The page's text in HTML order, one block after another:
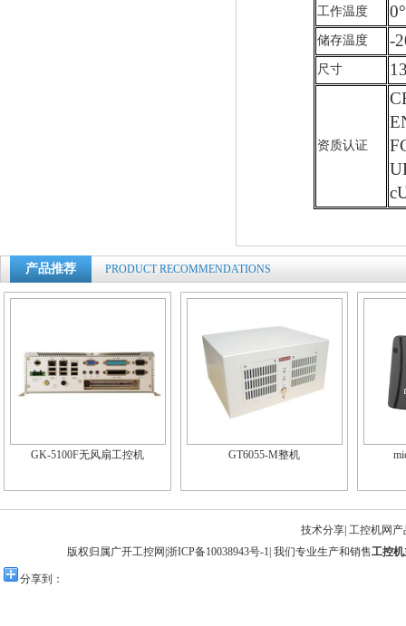
工作温度
储存温度 -
尺寸
资质认证
产品推荐 PRODUCT RECOMMENDATIONS
GK-5100F无风扇工控机 GT6055-M整机
技术分享| 工控机网产
版权归属广开工控网| 浙ICP备10038943号-1 | 我们专业生产和销售工控
分享到：